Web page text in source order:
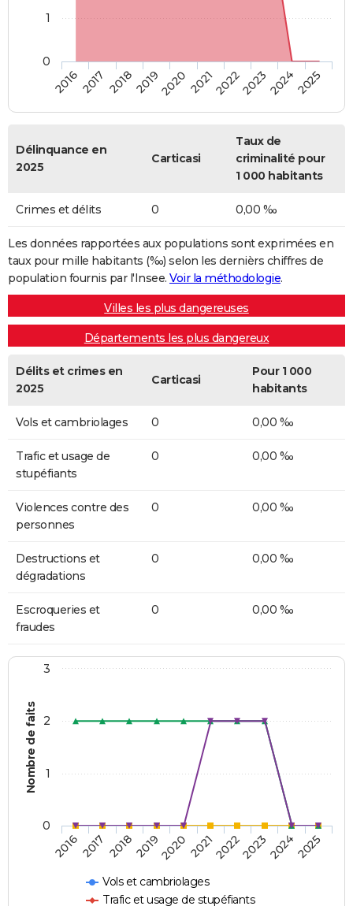
20162017 20182019202020212022202320242025
0
1
Délinquance en
2025
Carticasi
Taux de
criminalité pour
1 000 habitants
Crimes et délits 0 0,00 ‰
Les données rapportées aux populations sont exprimées en
taux pour mille habitants (‰) selon les dernièrs chiffres de
population fournis par l'Insee. Voir la méthodologie.
Villes les plus dangereuses
Départements les plus dangereux
Délits et crimes en
2025
Carticasi
Pour 1 000
habitants
Vols et cambriolages 0 0,00 ‰
Trafic et usage de
stupéfiants
0 0,00 ‰
Violences contre des
personnes
0 0,00 ‰
Destructions et
dégradations
0 0,00 ‰
Escroqueries et
fraudes
0 0,00 ‰
Nombre de faits
Vols et cambriolages
Trafic et usage de stupéfiants
20162017 20182019202020212022202320242025
0
1
2
3